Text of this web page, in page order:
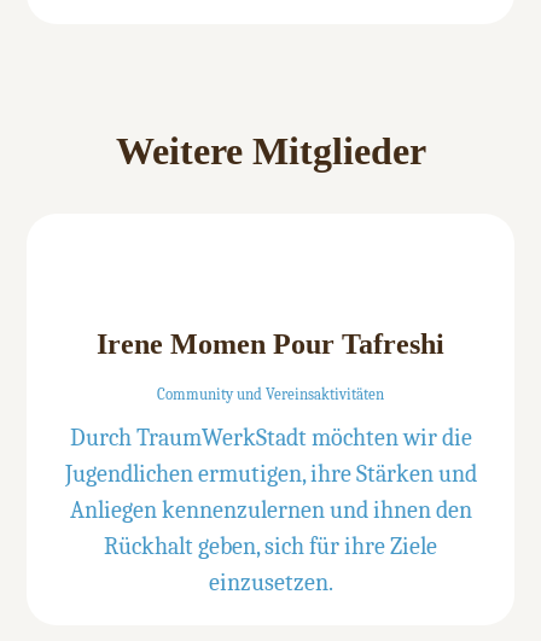
Weitere Mitglieder
Irene Momen Pour Tafreshi
Community und Vereinsaktivitäten
Durch TraumWerkStadt möchten wir die
Jugendlichen ermutigen, ihre Stärken und
Anliegen kennenzulernen und ihnen den
Rückhalt geben, sich für ihre Ziele
einzusetzen.